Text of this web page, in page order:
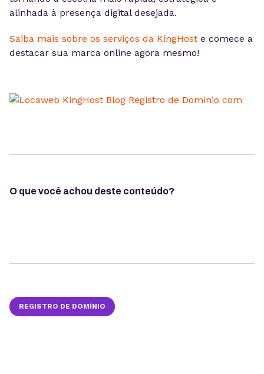
alinhada à presença digital desejada.
Saiba mais sobre os serviços da KingHost e comece a
destacar sua marca online agora mesmo!
O que você achou deste conteúdo?
REGISTRO DE DOMÍNIO